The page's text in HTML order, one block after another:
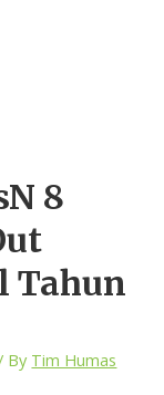
8
Tahun
By Tim Humas